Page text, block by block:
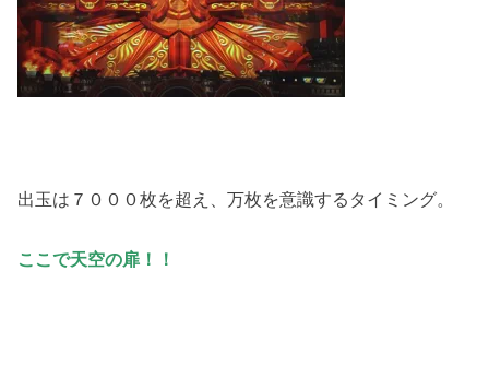
出玉は７０００枚を超え、万枚を意識するタイミング。
ここで天空の扉！！